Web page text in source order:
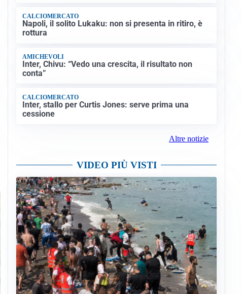
CALCIOMERCATO
Napoli, il solito Lukaku: non si presenta in ritiro, è
rottura
AMICHEVOLI
Inter, Chivu: “Vedo una crescita, il risultato non
conta”
CALCIOMERCATO
Inter, stallo per Curtis Jones: serve prima una
cessione
Altre notizie
VIDEO PIÙ VISTI